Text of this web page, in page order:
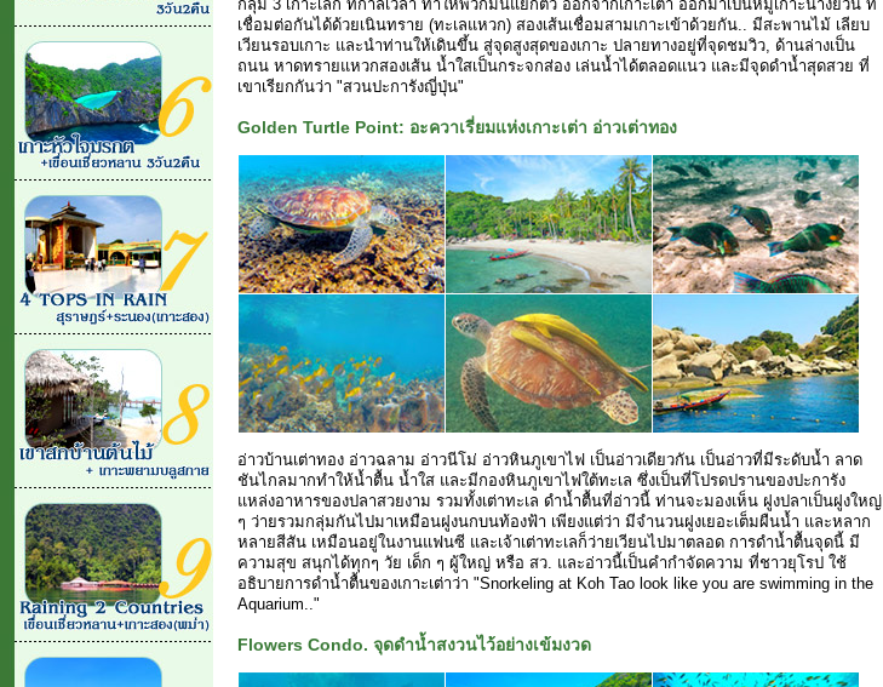
กลุ่ม 3 เกาะเล็ก ที่กาลเวลา ทำให้พวกมันแยกตัว ออกจากเกาะเต่า ออกมาเป็นหมู่เกาะนางยวน ที่
เชื่อมต่อกันได้ด้วยเนินทราย (ทะเลแหวก) สองเส้นเชื่อมสามเกาะเข้าด้วยกัน.. มีสะพานไม้ เลียบ
เวียนรอบเกาะ และนำท่านให้เดินขึ้น สู่จุดสูงสุดของเกาะ ปลายทางอยู่ที่จุดชมวิว, ด้านล่างเป็น
ถนน หาดทรายแหวกสองเส้น น้ำใสเป็นกระจกส่อง เล่นน้ำได้ตลอดแนว และมีจุดดำน้ำสุดสวย ที่
เขาเรียกกันว่า "สวนปะการังญี่ปุ่น"
Golden Turtle Point: อะควาเรี่ยมแห่งเกาะเต่า อ่าวเต่าทอง
อ่าวบ้านเต่าทอง อ่าวฉลาม อ่าวนีโม่ อ่าวหินภูเขาไฟ เป็นอ่าวเดียวกัน เป็นอ่าวที่มีระดับน้ำ ลาด
ชันไกลมากทำให้น้ำตื้น น้ำใส และมีกองหินภูเขาไฟใต้ทะเล ซึ่งเป็นที่โปรดปรานของปะการัง
แหล่งอาหารของปลาสวยงาม รวมทั้งเต่าทะเล ดำน้ำตื้นที่อ่าวนี้ ท่านจะมองเห็น ฝูงปลาเป็นฝูงใหญ่
ๆ ว่ายรวมกลุ่มกันไปมาเหมือนฝูงนกบนท้องฟ้า เพียงแต่ว่า มีจำนวนฝูงเยอะเต็มผืนน้ำ และหลาก
หลายสีสัน เหมือนอยู่ในงานแฟนซี และเจ้าเต่าทะเลก็ว่ายเวียนไปมาตลอด การดำน้ำตื้นจุดนี้ มี
ความสุข สนุกได้ทุกๆ วัย เด็ก ๆ ผู้ใหญ่ หรือ สว. และอ่าวนี้เป็นคำกำจัดความ ที่ชาวยุโรป ใช้
อธิบายการดำน้ำตื้นของเกาะเต่าว่า "Snorkeling at Koh Tao look like you are swimming in the
Aquarium.."
Flowers Condo. จุดดำน้ำสงวนไว้อย่างเข้มงวด